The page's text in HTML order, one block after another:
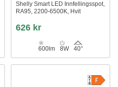
Shelly Smart LED Innfellingsspot,
RA95, 2200-6500K, Hvit
626 kr
600lm 8W 40°